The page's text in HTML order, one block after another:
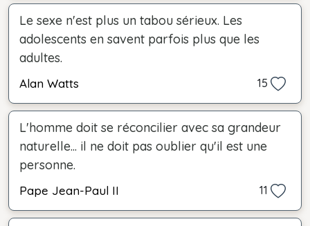
Le sexe n'est plus un tabou sérieux. Les
adolescents en savent parfois plus que les
adultes.
Alan Watts 15
L'homme doit se réconcilier avec sa grandeur
naturelle... il ne doit pas oublier qu'il est une
personne.
Pape Jean-Paul II 11